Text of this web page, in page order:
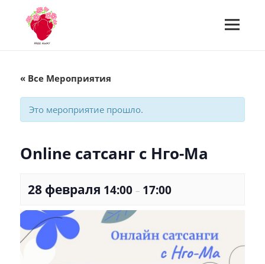
« Все Мероприятия
Это мероприятие прошло.
Online сатсанг с Нго-Ма
28 февраля 14:00– 17:00